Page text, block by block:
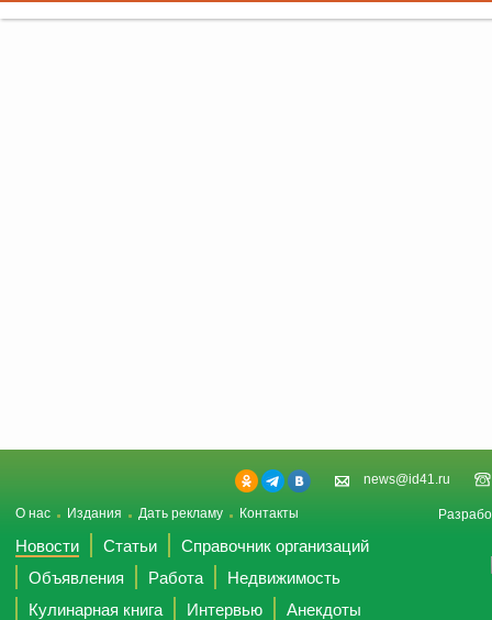
news@id41.ru
О нас Издания Дать рекламу Контакты
Новости Статьи
Справочник организаций
Объявления
Работа
Недвижимость
Кулинарная книга
Интервью
Анекдоты